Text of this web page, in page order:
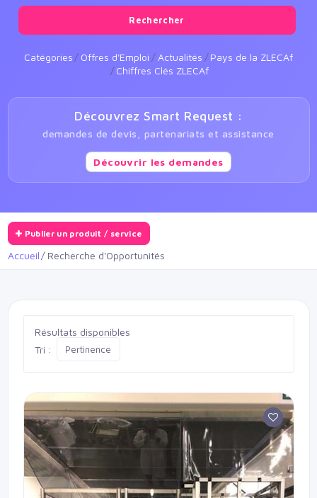
Rechercher
Catégories Offres d'Emploi Actualités
Pays de la ZLECAf
Chiffres Clés ZLECAf
Découvrez Smart Request :
demandes de devis, partenariats et assistance
Découvrir les demandes
Publier un produit / service
Accueil Recherche d'Opportunités
Résultats disponibles
Tri :